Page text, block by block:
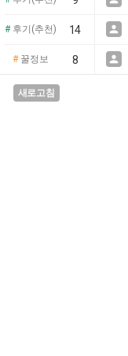
#후기(추천) 14 
#꿀정보 8 
새로고침